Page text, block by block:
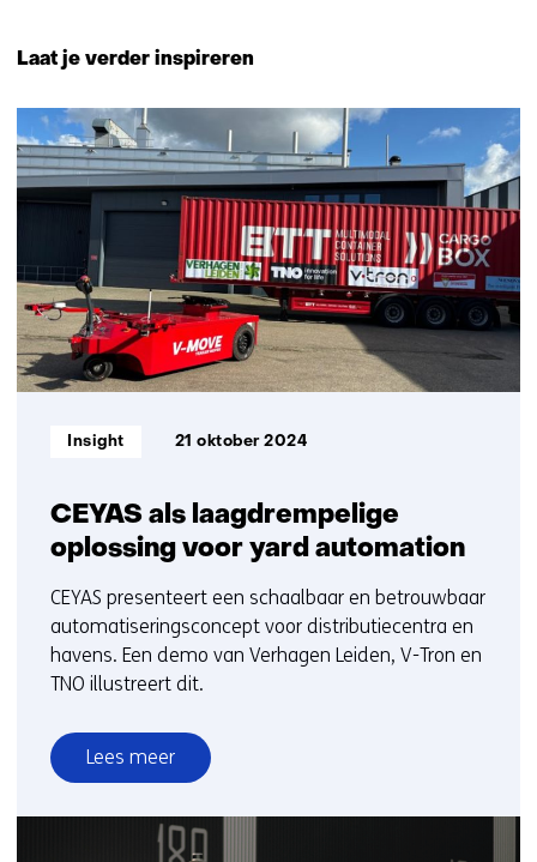
(Neem
contact
met
ons
op)
Laat je verder inspireren
resultaten,
getoond
11
t/m
15
CEYAS als laagdrempelige
oplossing voor yard automation
Informatietype:
Insight 21 oktober 2024
CEYAS presenteert een schaalbaar en betrouwbaar
automatiseringsconcept voor distributiecentra en
havens. Een demo van Verhagen Leiden, V-Tron en
TNO illustreert dit.
Lees meer
over
CEYAS